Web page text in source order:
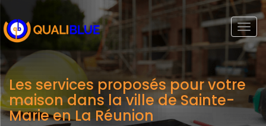
Les services proposés pour votre
maison dans la ville de Sainte-
Marie en La Réunion